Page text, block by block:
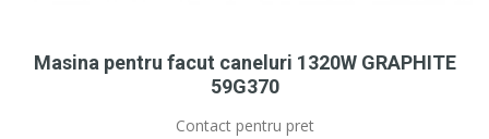
Masina pentru facut caneluri 1320W GRAPHITE
59G370
Contact pentru pret